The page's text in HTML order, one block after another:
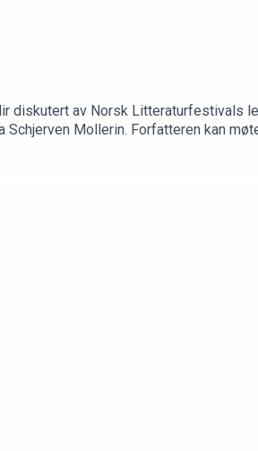
diskutert av Norsk Litteraturfestivals
Mollerin. Forfatteren kan